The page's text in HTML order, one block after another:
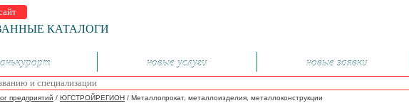
КАТАЛОГИ
новые услуги новые заявки
предприятий / ЮГСТРОЙРЕГИОН/ Металлопрокат, металлоизделия, металлоконструкции